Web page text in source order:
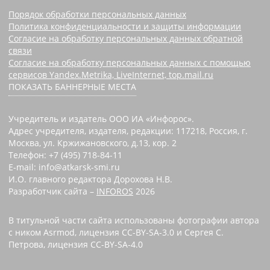
Порядок обработки персональных данных
Политика конфиденциальности и защиты информации
Согласие на обработку персональных данных обратной
связи
Согласие на обработку персональных данных с помощью
сервисов Yandex.Metrika, LiveInternet, top.mail.ru
ПОКАЗАТЬ БАННЕРНЫЕ МЕСТА
Учредитель и издатель ООО ИА «Инфорос».
Адрес учредителя, издателя, редакции: 117218, Россия, г.
Москва, ул. Кржижановского, д.13, кор. 2
Телефон: +7 (495) 718-84-11
E-mail: info@atkarsk-smi.ru
И.О. главного редактора Дорохова Н.В.
Разработчик сайта – INFOROS 2026
В титульной части сайта использованы фотографии автора
с ником Asrmod, лицензия CC-BY-SA-3.0 и Сергея С.
Петрова, лицензия CC-BY-SA-4.0